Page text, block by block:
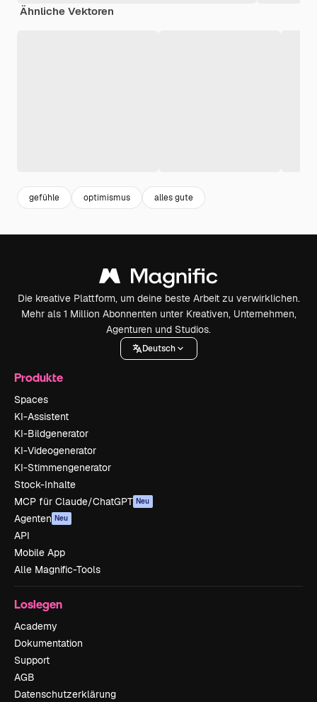
Ähnliche Vektoren
gefühle optimismus alles gute
Die kreative Plattform, um deine beste Arbeit zu verwirklichen.
Mehr als 1 Million Abonnenten unter Kreativen, Unternehmen,
Agenturen und Studios.
Deutsch
Produkte
Spaces
KI-Assistent
KI-Bildgenerator
KI-Videogenerator
KI-Stimmengenerator
Stock-Inhalte
MCP für Claude/ChatGPT Neu
Agenten Neu
API
Mobile App
Alle Magnific-Tools
Loslegen
Academy
Dokumentation
Support
AGB
Datenschutzerklärung